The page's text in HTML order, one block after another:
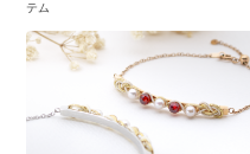
テム